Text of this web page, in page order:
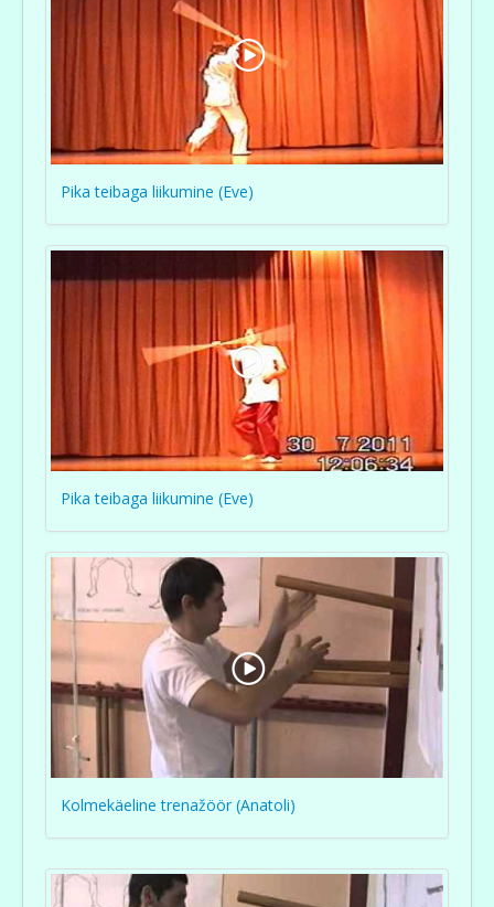
Pika teibaga liikumine (Eve)
Pika teibaga liikumine (Eve)
Kolmekäeline trenažöör (Anatoli)